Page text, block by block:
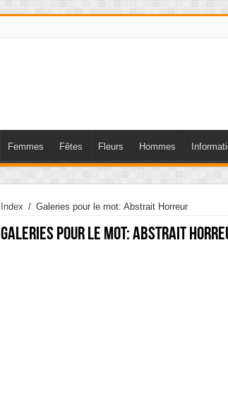
Femmes Fêtes Fleurs Hommes
Index / Galeries pour le mot: Abstrait Horreur
Galeries pour le mot:Abstrait